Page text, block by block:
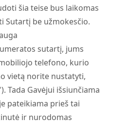
šia teise bus laikomas
Sutartį be užmokesčio.
sutartį, jums
telefono, kurio
vietą norite nustatyti,
Tada Gavėjui išsiunčiama
pateikiama prieš tai
ir nurodomas